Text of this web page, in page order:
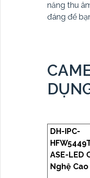
năng thu
đáng để
DH-IPC-
ASE-LED
Nghệ Cao